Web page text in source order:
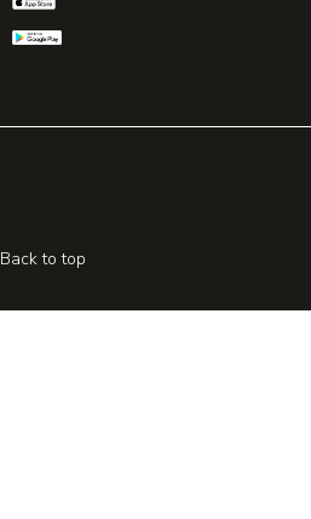
Back to top